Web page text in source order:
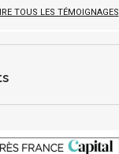
TOUS LES TÉMOIGNAGES